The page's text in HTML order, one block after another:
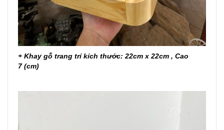
+ Khay gỗ trang trí kích thước: 22cm x 22cm , Cao
7 (cm)